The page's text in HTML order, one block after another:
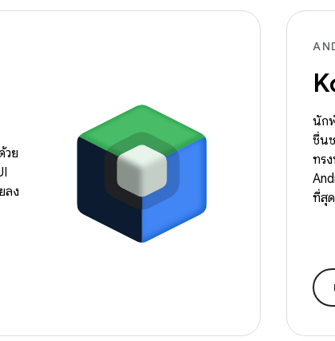
วย
ลง
นัก
ชื่น
ทร
ที่สุด